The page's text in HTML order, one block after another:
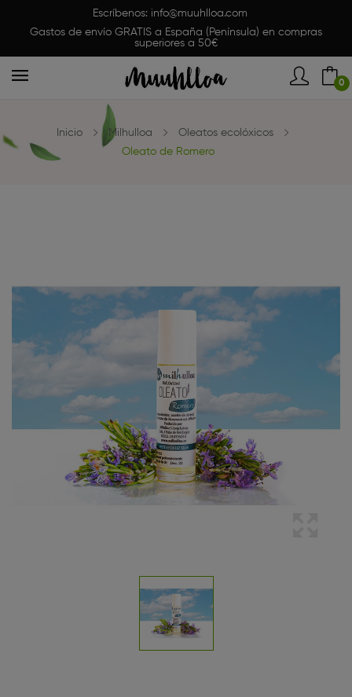
Escríbenos: info@muuhlloa.com
Gastos de envío GRATIS a España (Península) en compras
superiores a 50€
0
Inicio Milhulloa
Oleatos ecolóxicos
Oleato de Romero